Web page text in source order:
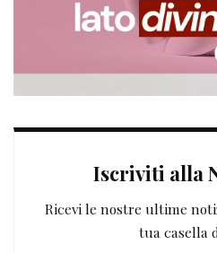
Iscriviti alla
Ricevi le nostre ultime
tua casella